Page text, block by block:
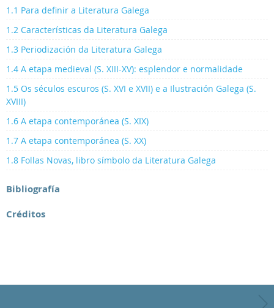
1.1 Para definir a Literatura Galega
1.2 Características da Literatura Galega
1.3 Periodización da Literatura Galega
1.4 A etapa medieval (S. XIII-XV): esplendor e normalidade
1.5 Os séculos escuros (S. XVI e XVII) e a Ilustración Galega (S.
XVIII)
1.6 A etapa contemporánea (S. XIX)
1.7 A etapa contemporánea (S. XX)
1.8 Follas Novas, libro símbolo da Literatura Galega
Bibliografía
Créditos